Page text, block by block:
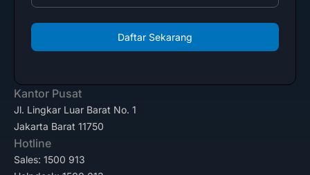
Daftar Sekarang
Kantor Pusat
Jl. Lingkar Luar Barat No. 1
Jakarta Barat 11750
Hotline
Sales: 1500 913